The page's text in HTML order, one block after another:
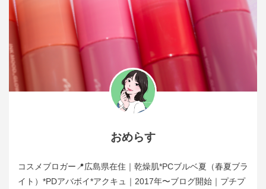
おめらす
コスメブロガー📍広島県在住｜乾燥肌*PCブルベ夏（春夏ブラ
イト）*PDアバボイ*アクキュ｜2017年〜ブログ開始｜プチプ